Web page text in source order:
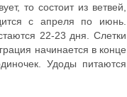
то состоит из ветвей,
с апреля по июнь.
22-23 дня. Слетки
начинается в конце
Удоды питаются